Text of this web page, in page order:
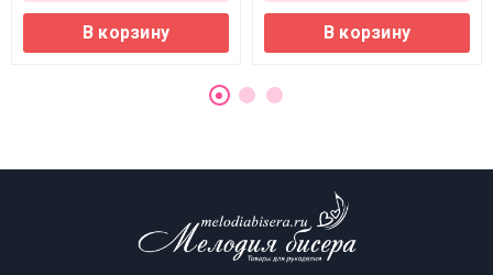
В корзину В корзину